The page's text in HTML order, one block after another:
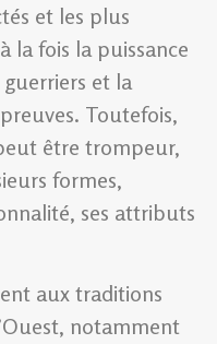
et les plus
la fois la puissance
et la
Toutefois,
être trompeur,
formes,
ses attributs
aux traditions
notamment